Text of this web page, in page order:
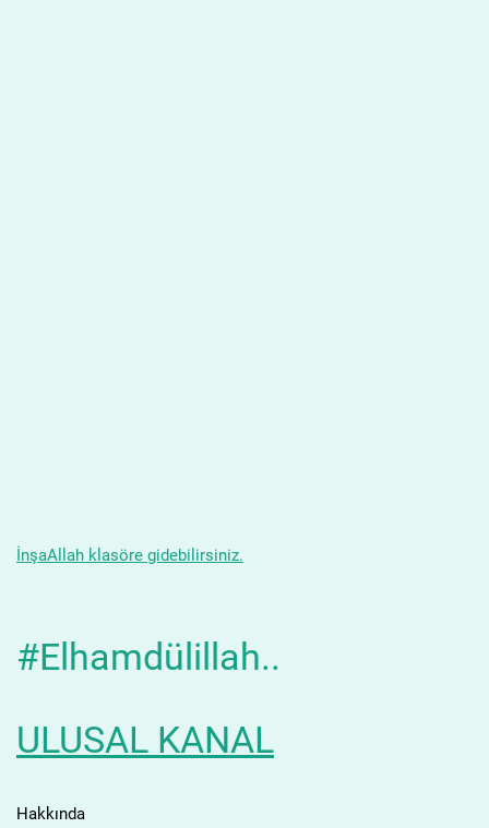
İnşaAllah klasöre gidebilirsiniz.
#Elhamdülillah..
ULUSAL KANAL
Hakkında